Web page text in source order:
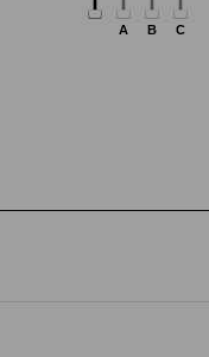
A B C